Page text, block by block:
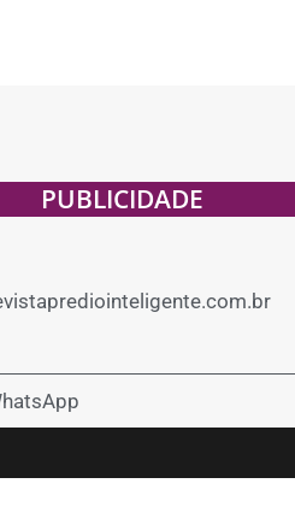
PUBLICIDADE